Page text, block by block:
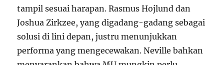
tampil sesuai harapan. Rasmus Hojlund dan
Joshua Zirkzee, yang digadang-gadang sebagai
solusi di lini depan, justru menunjukkan
performa yang mengecewakan. Neville bahkan